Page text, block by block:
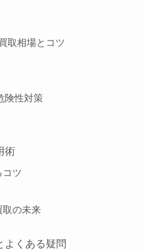
取相場とコツ
険性対策
術
コツ
取の未来
よくある疑問